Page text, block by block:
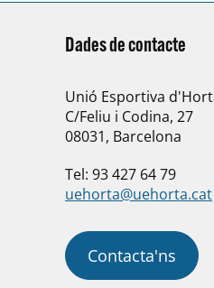
Dades de contacte
Unió Esportiva
C/Feliu i Codina, 27
08031, Barcelona
Tel: 93 427 64 79
uehorta@uehorta.cat
Contacta'ns